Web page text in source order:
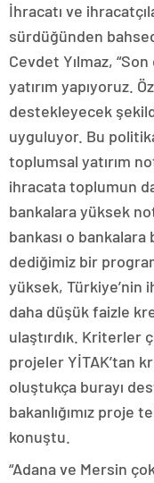
İhracatı ve
sürdüğünden
Cevdet Yılmaz,
yatırım yapıyoruz.
destekleyecek
uyguluyor. Bu
toplumsal yatırım
ihracata toplumun
bankalara yüksek
bankası o
dediğimiz bir
yüksek, Türkiye’nin
daha düşük faizle
ulaştırdık. Kriterler
projeler YİTAK’tan
oluştukça burayı
bakanlığımız proje
konuştu.
“Adana ve Mersin